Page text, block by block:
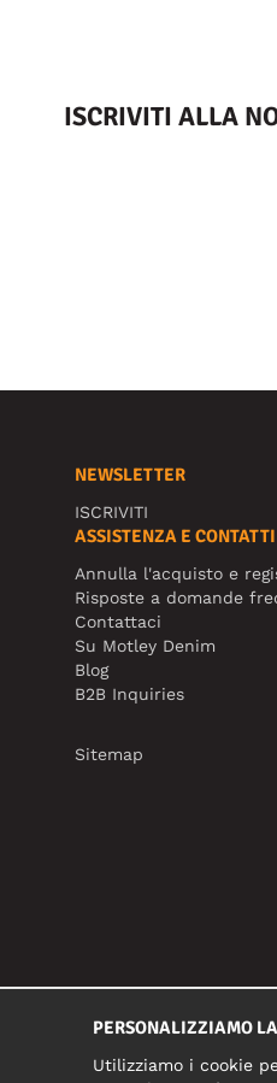
ISCRIVITI ALLA
NEWSLETTER
ISCRIVITI
ASSISTENZA E CONTATTI
Annulla l'acquisto e
Risposte a domande
Contattaci
Su Motley Denim
Blog
B2B Inquiries
Sitemap
PERSONALIZZIAMO
Utilizziamo i cookie